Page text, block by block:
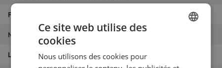
Fibretype
Nombre de fibres Duplex
Longueur 16m
Ce site web utilise des
cookies
Nous utilisons des cookies pour